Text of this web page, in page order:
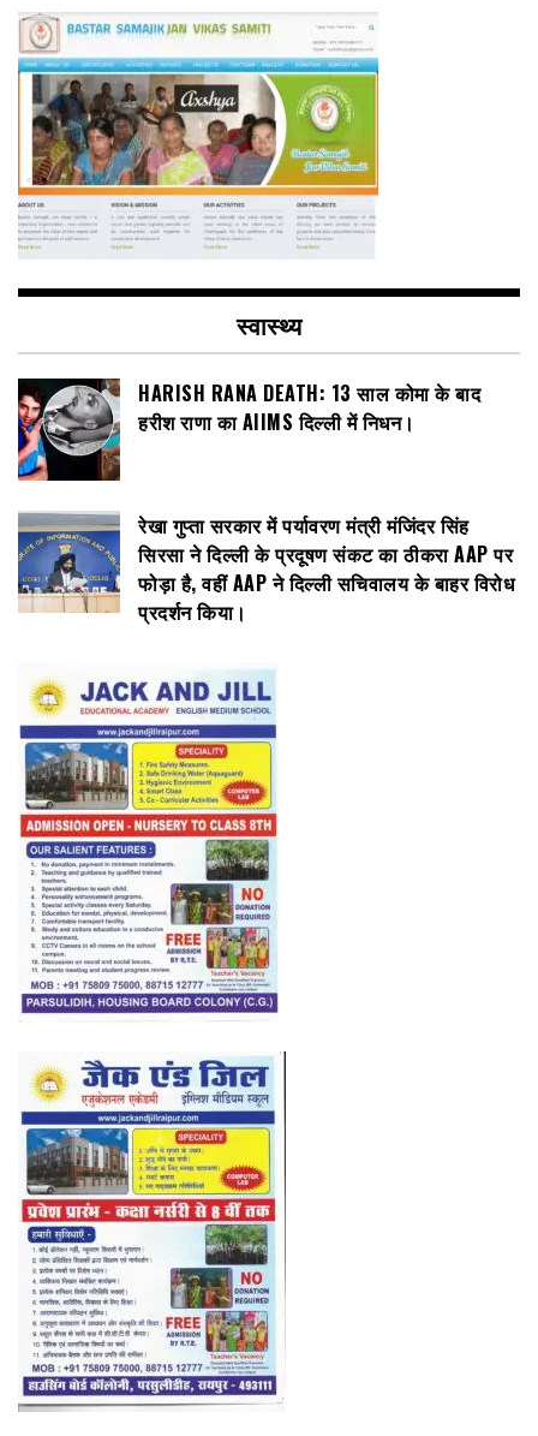
स्वास्थ्य
HARISH RANA DEATH: 13 साल कोमा के बाद
हरीश राणा का AIIMS दिल्ली में निधन।
रेखा गुप्ता सरकार में पर्यावरण मंत्री मंजिंदर सिंह
सिरसा ने दिल्ली के प्रदूषण संकट का ठीकरा AAP पर
फोड़ा है, वहीं AAP ने दिल्ली सचिवालय के बाहर विरोध
प्रदर्शन किया।